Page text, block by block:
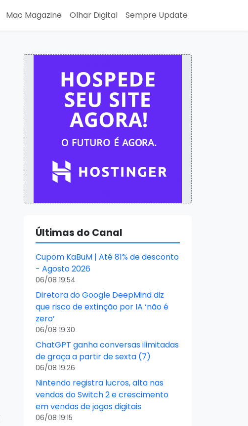
Mac Magazine Olhar Digital Sempre Update
Últimas do Canal
Cupom KaBuM | Até 81% de desconto
- Agosto 2026
06/08 19:54
Diretora do Google DeepMind diz
que risco de extinção por IA ‘não é
zero’
06/08 19:30
ChatGPT ganha conversas ilimitadas
de graça a partir de sexta (7)
06/08 19:26
Nintendo registra lucros, alta nas
vendas do Switch 2 e crescimento
em vendas de jogos digitais
06/08 19:15